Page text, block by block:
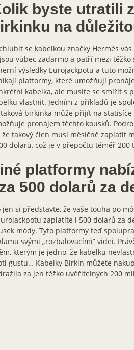
byste utratili
na
se kabelkou značky Hermès
vůbec zadarmo a patří mezi těžko
výsledky Eurojackpotu a tuto
platformy, které umožňují
kabelka, ale musíte se smířit s
vlastnit. Jedním z příkladů je
birkinka může přijít na
pronájem těchto kousků.
že takový člen musí měsíčně zaplatit
dolarů, což je v přepočtu téměř 200
platformy
500 dolarů za
jen si představte, že vaše touha po
zaplatíte i 500 dolarů za
módy. Tyto platformy teď
svými „rozbalovacími” videi.
kterým je jedno, že kabelku
gustu… Kabelky Birkin můžete
za jen těžko uvěřitelných 200